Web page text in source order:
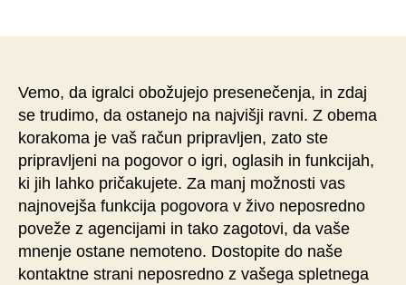
Vemo, da igralci obožujejo presenečenja, in zdaj
se trudimo, da ostanejo na najvišji ravni. Z obema
korakoma je vaš račun pripravljen, zato ste
pripravljeni na pogovor o igri, oglasih in funkcijah,
ki jih lahko pričakujete. Za manj možnosti vas
najnovejša funkcija pogovora v živo neposredno
poveže z agencijami in tako zagotovi, da vaše
mnenje ostane nemoteno. Dostopite do naše
kontaktne strani neposredno z vašega spletnega